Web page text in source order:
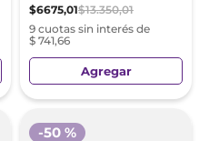
$6675,01$13.350,01
9 cuotas sin interés de
$ 741,66
Agregar
-50 %